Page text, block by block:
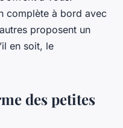
complète à bord avec
proposent un
en soit, le
des petites